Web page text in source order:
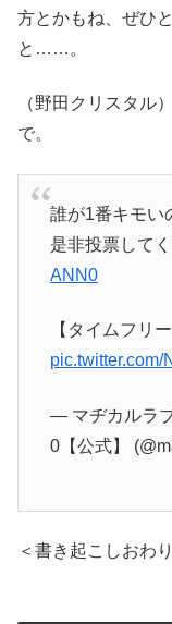
方とかもね、ぜひ
と……。
（野田クリスタル
で。
誰が1番キモい
是非投票してく
ANN0
【タイムフリー
pic.twitter.com/
— マヂカルラ
0【公式】
＜書き起こしおわ